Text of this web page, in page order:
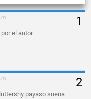
el autor.
payaso suena